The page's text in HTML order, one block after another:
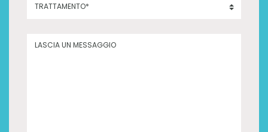
TRATTAMENTO*
LASCIA UN MESSAGGIO